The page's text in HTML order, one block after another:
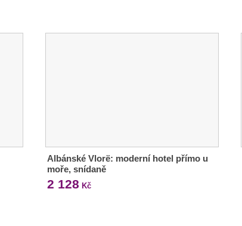
Albánské Vlorë: moderní hotel přímo u
moře, snídaně
2 128 Kč